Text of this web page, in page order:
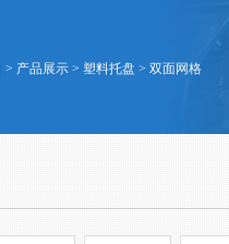
> 产品展示 > 塑料托盘 > 双面网格